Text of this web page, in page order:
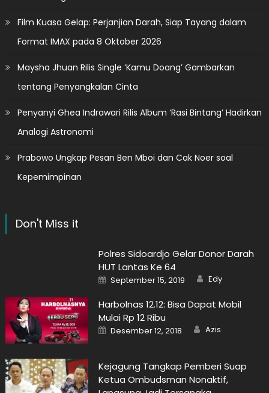
Film Kuasa Gelap: Perjanjian Darah, Siap Tayang dalam
Format IMAX pada 8 Oktober 2026
Maysha Jhuan Rilis Single ‘Kamu Doang’ Gambarkan
tentang Penyangkalan Cinta
Penyanyi Ghea Indrawari Rilis Album ‘Rasi Bintang’ Hadirkan
Analogi Astronomi
Prabowo Ungkap Pesan Ben Mboi dan Cak Noer soal
Kepemimpinan
Don't Miss it
Polres Sidoardjo Gelar Donor Darah
HUT Lantas Ke 64
Posted
on
September 15, 2019 Author
Edy
Harbolnas 12.12: Bisa Dapat Mobil
Mulai Rp 12 Ribu
Posted
on
Desember 12, 2018 Author
Azis
Kejagung Tangkap Pemberi Suap
Ketua Ombudsman Nonaktif,